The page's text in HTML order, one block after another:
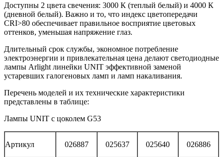
Доступны 2 цвета свечения: 3000 К (теплый белый) и 4000 К
(дневной белый). Важно и то, что индекс цветопередачи
CRI>80 обеспечивает правильное восприятие цветовых
оттенков, уменьшая напряжение глаз.
Длительный срок службы, экономное потребление
электроэнергии и привлекательная цена делают светодиодные
лампы Arlight линейки UNIT эффективной заменой
устаревших галогеновых ламп и ламп накаливания.
Перечень моделей и их технические характеристики
представлены в таблице:
Лампы UNIT с цоколем G53
Артикул 026887 025637 025640 026886